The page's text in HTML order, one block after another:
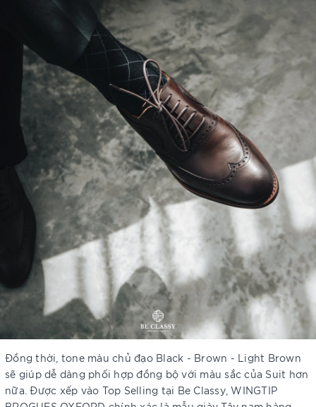
Đồng thời, tone màu chủ đạo Black - Brown - Light Brown
sẽ giúp dễ dàng phối hợp đồng bộ với màu sắc của Suit hơn
nữa. Được xếp vào Top Selling tại Be Classy, WINGTIP